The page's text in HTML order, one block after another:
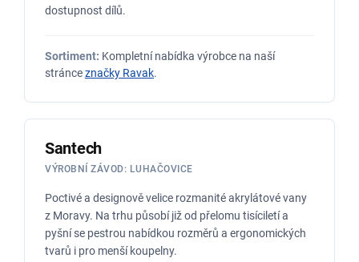
dostupnost dílů.
Sortiment: Kompletní nabídka výrobce na naší
stránceznačky Ravak.
Santech
VÝROBNÍ ZÁVOD: LUHAČOVICE
Poctivé a designově velice rozmanité akrylátové vany
z Moravy. Na trhu působí již od přelomu tisíciletí a
pyšní se pestrou nabídkou rozměrů a ergonomických
tvarů i pro menší koupelny.